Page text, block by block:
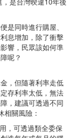
是同時進行購屋、
息增加，除了衝擊
響，民眾該如何準
呢？
，但隨著利率走低
存利率太低，無法
，建議可透過不同
關風險：
，可透過類全委保